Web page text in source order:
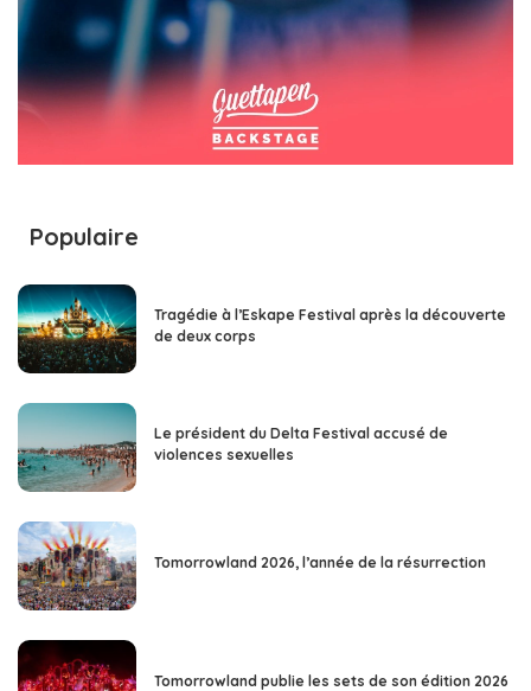
Populaire
Tragédie à l’Eskape Festival après la découverte
de deux corps
Le président du Delta Festival accusé de
violences sexuelles
Tomorrowland 2026, l’année de la résurrection
Tomorrowland publie les sets de son édition 2026